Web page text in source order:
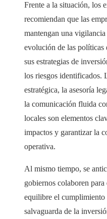
Frente a la situación, los
recomiendan que las
mantengan una vigilancia
evolución de las políticas
sus estrategias de
los riesgos identificados.
estratégica, la asesoría
la comunicación fluida
locales son elementos
impactos y garantizar la
operativa.
Al mismo tiempo, se
gobiernos colaboren
equilibre el cumplimiento
salvaguarda de la